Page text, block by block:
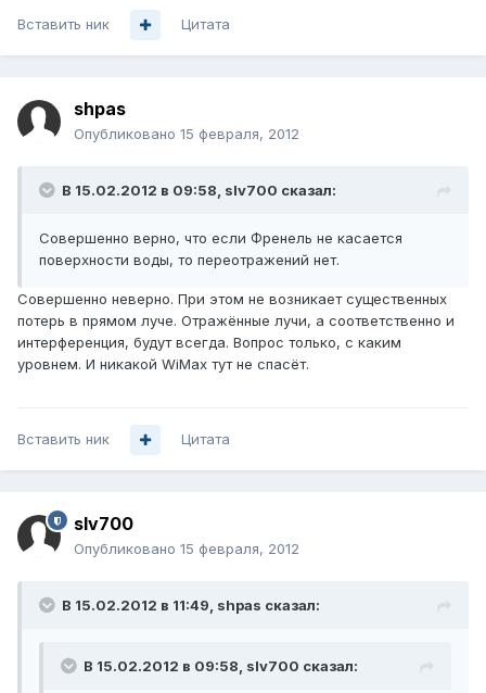
Вставить ник Цитата
shpas
Опубликовано 15 февраля, 2012
В 15.02.2012 в 09:58, slv700 сказал:
Совершенно верно, что если Френель не касается
поверхности воды, то переотражений нет.
Совершенно неверно. При этом не возникает существенных
потерь в прямом луче. Отражённые лучи, а соответственно и
интерференция, будут всегда. Вопрос только, с каким
уровнем. И никакой WiMax тут не спасёт.
Вставить ник Цитата
slv700
Опубликовано 15 февраля, 2012
В 15.02.2012 в 11:49, shpas сказал:
В 15.02.2012 в 09:58, slv700 сказал: